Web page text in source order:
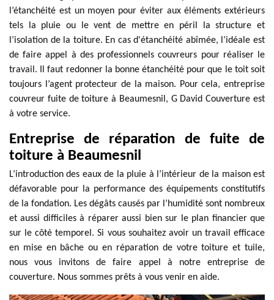
l’étanchéité est un moyen pour éviter aux éléments extérieurs
tels la pluie ou le vent de mettre en péril la structure et
l’isolation de la toiture. En cas d'étanchéité abîmée, l’idéale est
de faire appel à des professionnels couvreurs pour réaliser le
travail. Il faut redonner la bonne étanchéité pour que le toit soit
toujours l’agent protecteur de la maison. Pour cela, entreprise
couvreur fuite de toiture à Beaumesnil, G David Couverture est
à votre service.
Entreprise de réparation de fuite de
toiture à Beaumesnil
L’introduction des eaux de la pluie à l’intérieur de la maison est
défavorable pour la performance des équipements constitutifs
de la fondation. Les dégâts causés par l’humidité sont nombreux
et aussi difficiles à réparer aussi bien sur le plan financier que
sur le côté temporel. Si vous souhaitez avoir un travail efficace
en mise en bâche ou en réparation de votre toiture et tuile,
nous vous invitons de faire appel à notre entreprise de
couverture. Nous sommes prêts à vous venir en aide.